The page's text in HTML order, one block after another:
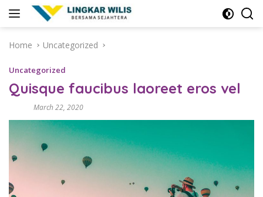
Home
Uncategorized
Uncategorized
Quisque faucibus laoreet eros vel
March 22, 2020